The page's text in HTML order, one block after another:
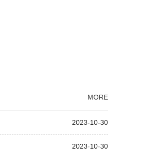
MORE
2023-10-30
2023-10-30